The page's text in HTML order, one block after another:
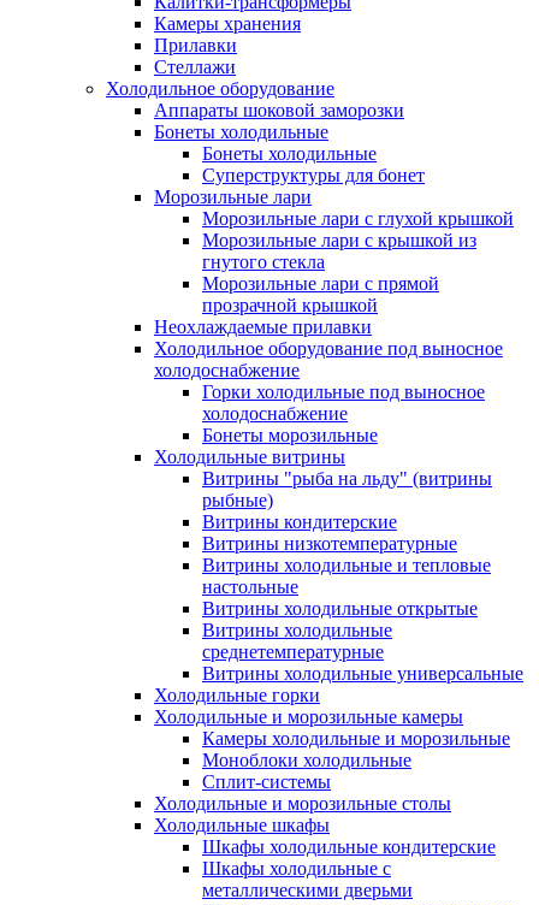
Камеры хранения
Прилавки
Стеллажи
Холодильное оборудование
Аппараты шоковой заморозки
Бонеты холодильные
Бонеты холодильные
Суперструктуры для бонет
Морозильные лари
Морозильные лари с глухой крышкой
Морозильные лари с крышкой из
гнутого стекла
Морозильные лари с прямой
прозрачной крышкой
Неохлаждаемые прилавки
Холодильное оборудование под выносное
холодоснабжение
Горки холодильные под выносное
холодоснабжение
Бонеты морозильные
Холодильные витрины
Витрины "рыба на льду" (витрины
рыбные)
Витрины кондитерские
Витрины низкотемпературные
Витрины холодильные и тепловые
настольные
Витрины холодильные открытые
Витрины холодильные
среднетемпературные
Витрины холодильные универсальные
Холодильные горки
Холодильные и морозильные камеры
Камеры холодильные и морозильные
Моноблоки холодильные
Сплит-системы
Холодильные и морозильные столы
Холодильные шкафы
Шкафы холодильные кондитерские
Шкафы холодильные с
металлическими дверьми